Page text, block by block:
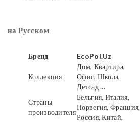
на Русском
Бренд EcoPol.Uz
Коллекция
Дом, Квартира,
Офис, Школа,
Детсад ...
Страны
производителя
Бельгия, Италия,
Норвегия, Франция,
Россия, Китай,